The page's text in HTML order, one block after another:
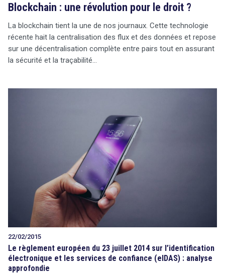
22/02/2015
Le règlement européen du 23 juillet 2014 sur l’identification
électronique et les services de confiance (eIDAS) : analyse
approfondie
Blockchain : une révolution pour le droit ?
La blockchain tient la une de nos journaux. Cette technologie
récente hait la centralisation des flux et des données et repose
sur une décentralisation complète entre pairs tout en assurant
la sécurité et la traçabilité…